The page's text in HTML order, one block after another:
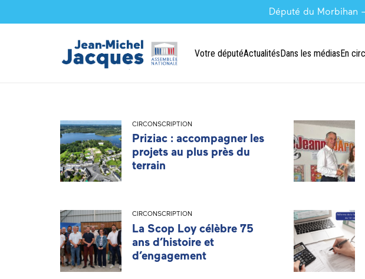
Député du Morbihan
Votre députéActualitésDans les médiasEn
CIRCONSCRIPTION
Priziac : accompagner les
projets au plus près du
terrain
CIRCONSCRIPTION
La Scop Loy célèbre 75
ans d’histoire et
d’engagement